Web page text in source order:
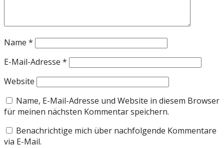
Name *
E-Mail-Adresse *
Website
Name, E-Mail-Adresse und Website in diesem Browser
für meinen nächsten Kommentar speichern.
Benachrichtige mich über nachfolgende Kommentare
via E-Mail.